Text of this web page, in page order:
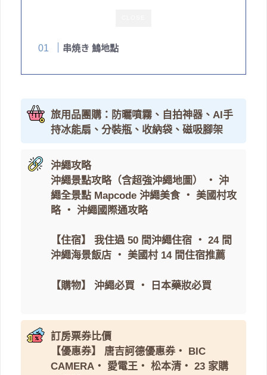
串焼き 鷠地點
旅用品團購：防曬噴霧、自拍神器、AI手
持冰能扇、分裝瓶、收納袋、磁吸腳架
沖繩攻略
沖繩景點攻略（含超強沖繩地圖）
・ 沖
繩全景點 Mapcode 沖繩美食・ 美國村攻
略・ 沖繩國際通攻略
【住宿】 我住過 50 間沖繩住宿 ・ 24 間
沖繩海景飯店 ・ 美國村 14 間住宿推薦
【購物】 沖繩必買 ・ 日本藥妝必買
訂房票券比價
【優惠券】
唐吉訶德優惠券・
BIC
CAMERA ・ 愛電王 ・ 松本清 ・ 23 家購